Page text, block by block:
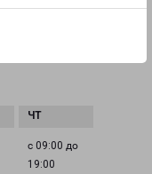
с 09:00 до
19:00